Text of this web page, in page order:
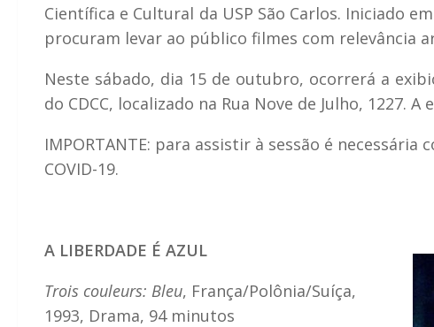
Científica e Cultural da USP São Carlos. Iniciado
procuram levar ao público filmes com relevância
Neste sábado, dia 15 de outubro, ocorrerá a
do CDCC, localizado na Rua Nove de Julho, 1227. A
IMPORTANTE: para assistir à sessão é
COVID-19.
A LIBERDADE É AZUL
Trois couleurs: Bleu, França/Polônia/Suíça,
1993, Drama, 94 minutos